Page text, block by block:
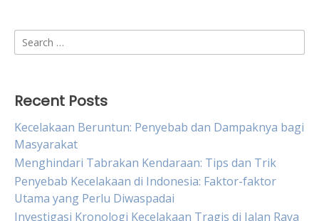
Search
for:
Recent Posts
Kecelakaan Beruntun: Penyebab dan Dampaknya bagi
Masyarakat
Menghindari Tabrakan Kendaraan: Tips dan Trik
Penyebab Kecelakaan di Indonesia: Faktor-faktor
Utama yang Perlu Diwaspadai
Investigasi Kronologi Kecelakaan Tragis di Jalan Raya